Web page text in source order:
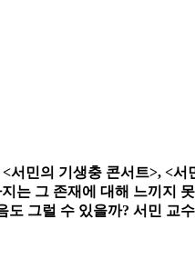
서민의 기생충 콘서트>,
는 그 존재에 대해 느끼지
그럴 수 있을까? 서민 교